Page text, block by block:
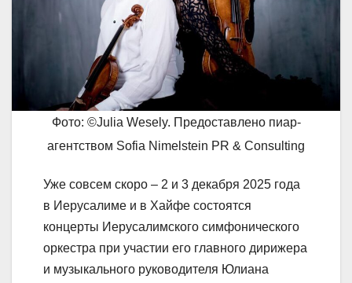
Фото: ©Julia Wesely. Предоставлено пиар-
агентством Sofia Nimelstein PR & Consulting
Уже совсем скоро – 2 и 3 декабря 2025 года
в Иерусалиме и в Хайфе состоятся
концерты Иерусалимского симфонического
оркестра при участии его главного дирижера
и музыкального руководителя Юлиана